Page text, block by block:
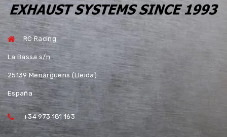
RC Racing
La Bassa s/n
25139 Menàrguens (Lleida)
España
+34 973 181 163